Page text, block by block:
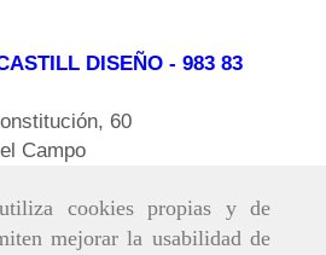
cookies propias y de
mejorar la usabilidad de
DISEÑO - 983 83
60
Campo